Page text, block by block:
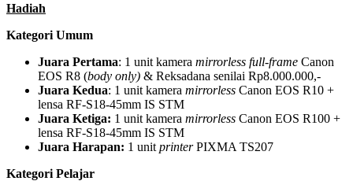
Hadiah
Kategori Umum
Juara Pertama: 1 unit kamera mirrorless full-frame Canon
EOS R8 (body only) & Reksadana senilai Rp8.000.000,-
Juara Kedua: 1 unit kamera mirrorless Canon EOS R10 +
lensa RF-S18-45mm IS STM
Juara Ketiga: 1 unit kamera mirrorless Canon EOS R100 +
lensa RF-S18-45mm IS STM
Juara Harapan: 1 unit printerPIXMA TS207
Kategori Pelajar